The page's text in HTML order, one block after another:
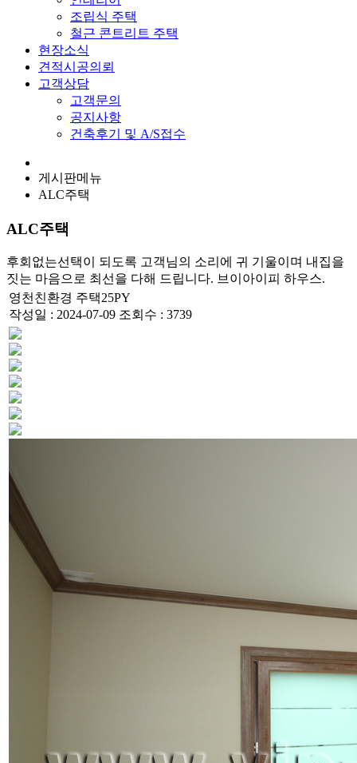
조립식 주택
철근 콘트리트 주택
현장소식
견적시공의뢰
고객상담
고객문의
공지사항
건축후기 및 A/S접수
게시판메뉴
ALC주택
ALC주택
후회없는선택이 되도록 고객님의 소리에 귀 기울이며 내집을
짓는 마음으로 최선을 다해 드립니다. 브이아이피 하우스.
영천친환경 주택25PY
작성일 : 2024-07-09 조회수 : 3739